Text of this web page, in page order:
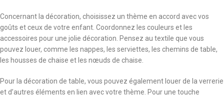
Concernant la décoration, choisissez un thème en accord avec vos
goûts et ceux de votre enfant. Coordonnez les couleurs et les
accessoires pour une jolie décoration. Pensez au textile que vous
pouvez louer, comme les nappes, les serviettes, les chemins de table,
les housses de chaise et les nœuds de chaise.
Pour la décoration de table, vous pouvez également louer de la verrerie
et d’autres éléments en lien avec votre thème. Pour une touche